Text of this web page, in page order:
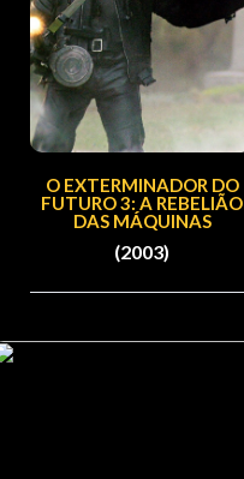
O EXTERMINADOR DO
FUTURO 3: A REBELIÃO
DAS MÁQUINAS
(2003)